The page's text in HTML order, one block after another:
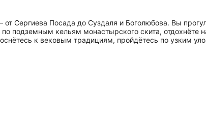
Сергиева Посада до Суздаля и Боголюбова. Вы
подземным кельям монастырского скита, отдохнёте
к вековым традициям, пройдётесь по узким